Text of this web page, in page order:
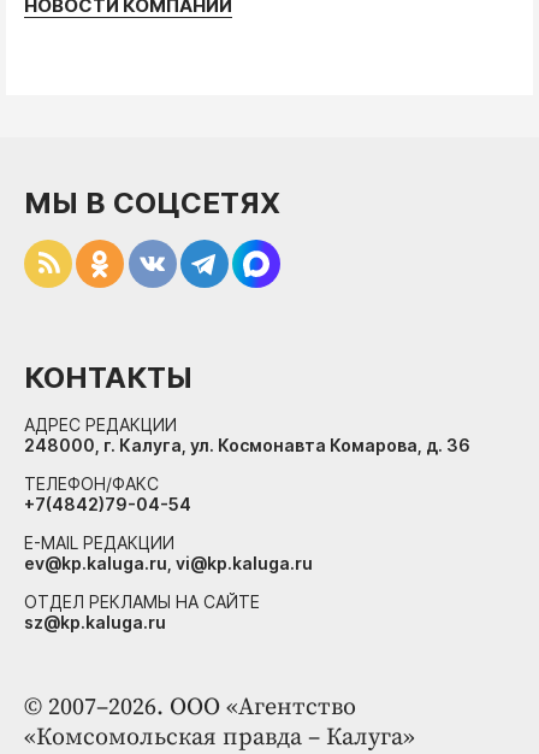
НОВОСТИ КОМПАНИЙ
© 2007–2026. ООО «Агентство
«Комсомольская правда – Калуга»
МЫ В СОЦСЕТЯХ
КОНТАКТЫ
АДРЕС РЕДАКЦИИ
248000, г. Калуга, ул. Космонавта Комарова, д. 36
ТЕЛЕФОН/ФАКС
+7(4842)79-04-54
E-MAIL РЕДАКЦИИ
ev@kp.kaluga.ru, vi@kp.kaluga.ru
ОТДЕЛ РЕКЛАМЫ НА САЙТЕ
sz@kp.kaluga.ru